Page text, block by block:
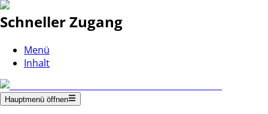
Schneller Zugang
Menü
Inhalt
Hauptmenü öffnen